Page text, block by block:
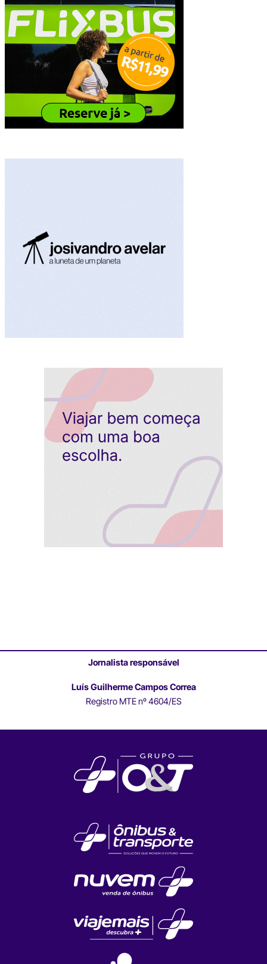
Jornalista responsável
Luís Guilherme Campos Correa
Registro MTE nº 4604/ES